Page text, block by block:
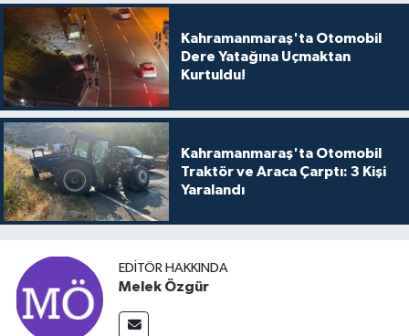
Kahramanmaraş'ta Otomobil
Dere Yatağına Uçmaktan
Kurtuldu!
Kahramanmaraş'ta Otomobil
Traktör ve Araca Çarptı: 3 Kişi
Yaralandı
EDITÖR HAKKINDA
Melek Özgür